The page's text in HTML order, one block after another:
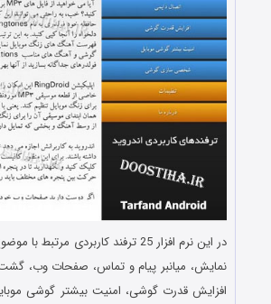
در این نرم افزار 25 ترفند کاربردی
نمایش، میانبر پیام و تماس، صفحات وب، گشت
افزایش قدرت گوشی، امنیت بیشتر گوشی